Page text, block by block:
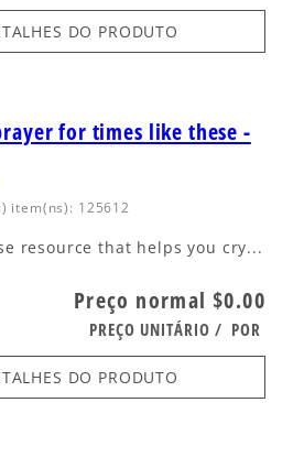
DO PRODUTO
for times like these -
item(ns): 125612
resource that helps you cry...
Preço normal $0.00
PREÇO UNITÁRIO / POR
DO PRODUTO